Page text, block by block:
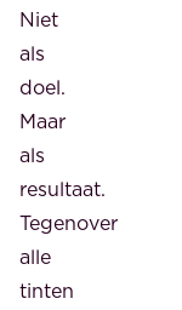
Niet
als
doel.
Maar
als
resultaat.
Tegenover
alle
tinten